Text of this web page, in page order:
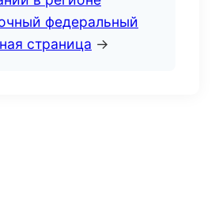
федеральный
страница →